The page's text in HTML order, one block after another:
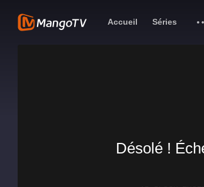
Accueil Séries
Désolé !